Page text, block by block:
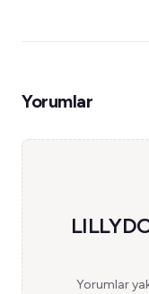
Yorumlar
Yorumlar